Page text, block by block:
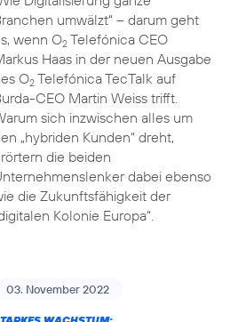
umwälzt“ – darum geht
wenn O2Telefónica CEO
Haas in der neuen Ausgabe
O2Telefónica TecTalk auf
CEO Martin Weiss trifft.
sich inzwischen alles um
„hybriden Kunden“ dreht,
die beiden
dabei ebenso
die Zukunftsfähigkeit der
Kolonie Europa“.
03. November 2022